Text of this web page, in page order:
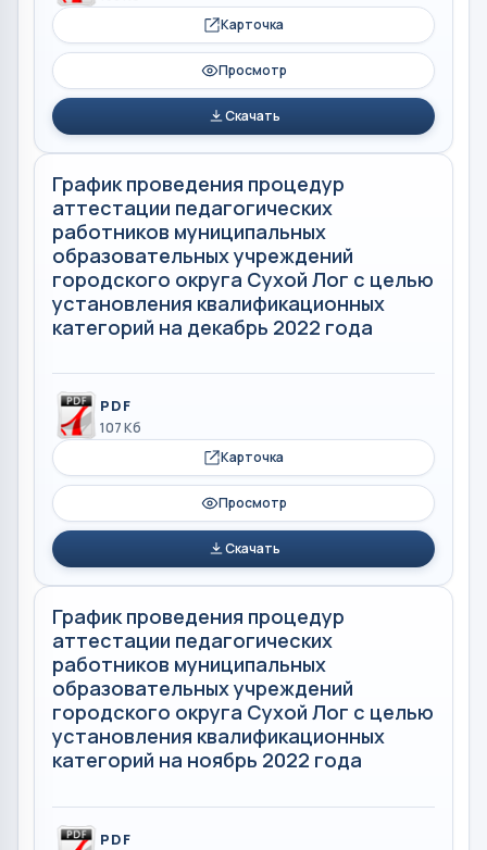
Карточка
Просмотр
Скачать
График проведения процедур
аттестации педагогических
работников муниципальных
образовательных учреждений
городского округа Сухой Лог с целью
установления квалификационных
категорий на декабрь 2022 года
PDF
107 Кб
Карточка
Просмотр
Скачать
График проведения процедур
аттестации педагогических
работников муниципальных
образовательных учреждений
городского округа Сухой Лог с целью
установления квалификационных
категорий на ноябрь 2022 года
PDF